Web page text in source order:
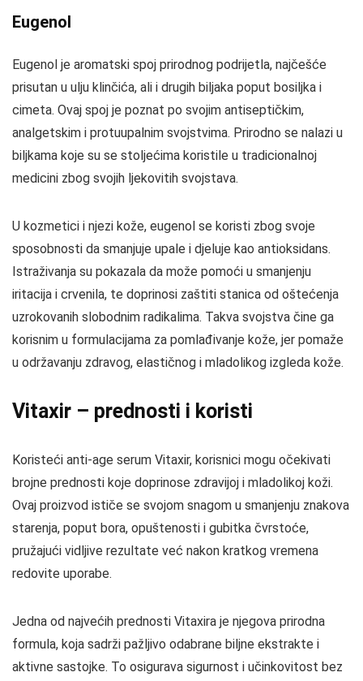
Eugenol
Eugenol je aromatski spoj prirodnog podrijetla, najčešće
prisutan u ulju klinčića, ali i drugih biljaka poput bosiljka i
cimeta. Ovaj spoj je poznat po svojim antiseptičkim,
analgetskim i protuupalnim svojstvima. Prirodno se nalazi u
biljkama koje su se stoljećima koristile u tradicionalnoj
medicini zbog svojih ljekovitih svojstava.
U kozmetici i njezi kože, eugenol se koristi zbog svoje
sposobnosti da smanjuje upale i djeluje kao antioksidans.
Istraživanja su pokazala da može pomoći u smanjenju
iritacija i crvenila, te doprinosi zaštiti stanica od oštećenja
uzrokovanih slobodnim radikalima. Takva svojstva čine ga
korisnim u formulacijama za pomlađivanje kože, jer pomaže
u održavanju zdravog, elastičnog i mladolikog izgleda kože.
Vitaxir – prednosti i koristi
Koristeći anti-age serum Vitaxir, korisnici mogu očekivati
brojne prednosti koje doprinose zdravijoj i mladolikoj koži.
Ovaj proizvod ističe se svojom snagom u smanjenju znakova
starenja, poput bora, opuštenosti i gubitka čvrstoće,
pružajući vidljive rezultate već nakon kratkog vremena
redovite uporabe.
Jedna od najvećih prednosti Vitaxira je njegova prirodna
formula, koja sadrži pažljivo odabrane biljne ekstrakte i
aktivne sastojke. To osigurava sigurnost i učinkovitost bez